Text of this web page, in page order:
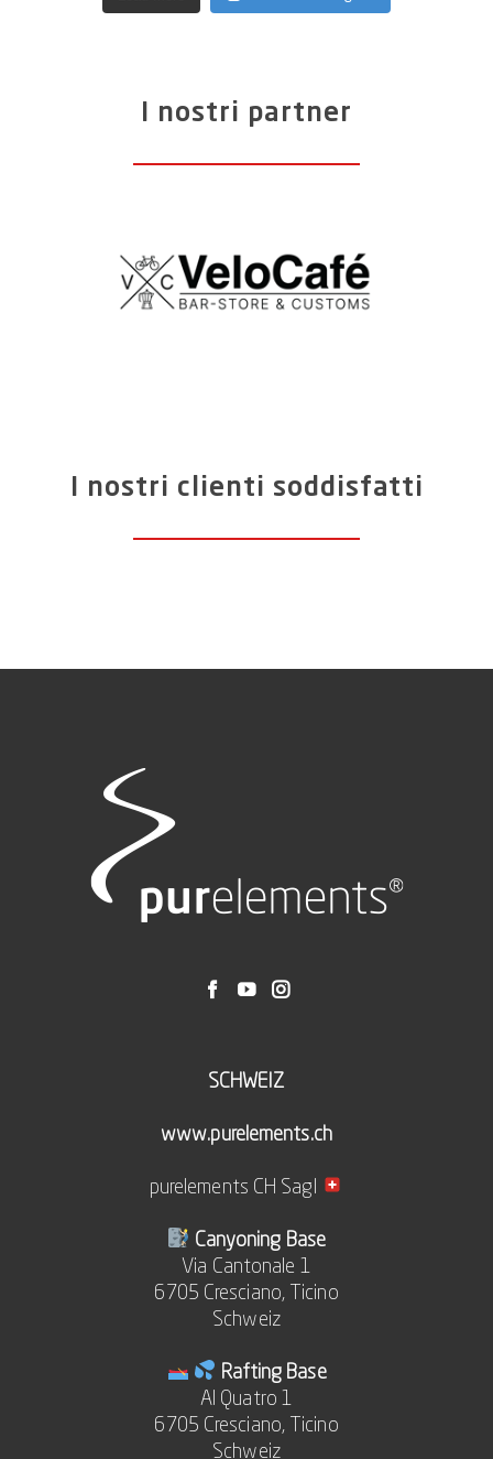
I nostri partner
I nostri clienti soddisfatti
SCHWEIZ
www.purelements.ch
purelements CH Sagl
Canyoning Base
Via Cantonale 1
6705 Cresciano, Ticino
Schweiz
Rafting Base
Al Quatro 1
6705 Cresciano, Ticino
Schweiz